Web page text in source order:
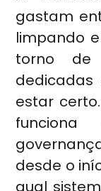
gastam
limpando
torno de
estar
desde o
qual